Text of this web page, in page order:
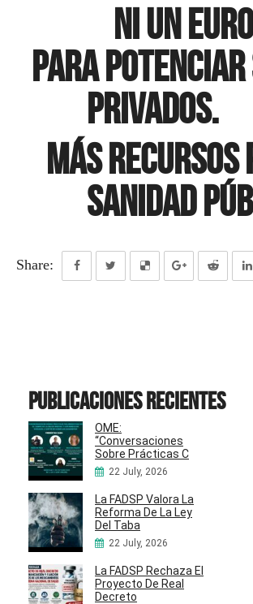
Ni un
para
privados.
Más
sanidad
Share:
Publicaciones recientes
OME:
“Conversaciones
Sobre Prácticas C
22 July, 2026
La FADSP Valora La
Reforma De La Ley
Del Taba
22 July, 2026
La FADSP Rechaza El
Proyecto De Real
Decreto